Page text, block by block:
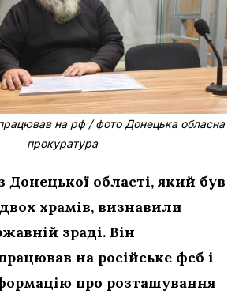
на рф / фото Донецька обласна
прокуратура
області, який був
храмів, визнавили
зраді. Він
на російське фсб і
про розташування